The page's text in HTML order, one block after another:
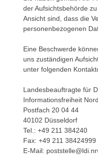
der Aufsichtsbehörde
Ansicht sind, dass die
personenbezogenen
Eine Beschwerde
uns zuständigen
unter folgenden
Landesbeauftragte für
Informationsfreiheit
Postfach 20 04 44
40102 Düsseldorf
Tel.: +49 211 384240
Fax: +49 211 38424999
E-Mail: